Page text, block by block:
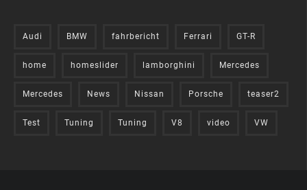
Audi BMW fahrbericht Ferrari GT-R
home homeslider lamborghini Mercedes
Mercedes News Nissan Porsche teaser2
Test Tuning Tuning V8 video VW